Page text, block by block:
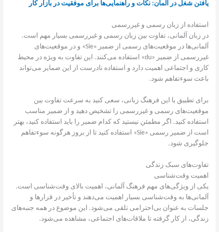
یافتن شغل در آلمان: نکات و راهنمایی‌ها برای موفقیت در بازار کار
استفاده از زبان رسمی و غیررسمی
در زبان آلمانی، تفاوت بین زبان رسمی و غیررسمی بسیار مهم است.
آلمانی‌ها در موقعیت‌های رسمی از ضمیر «Sie» و در موقعیت‌های
غیررسمی از ضمیر «du» استفاده می‌کنند. این تفاوت به ویژه در محیط
کاری و اجتماعی اهمیت دارد و استفاده نادرست از این ضمایر می‌تواند
باعث سوءتفاهم شود.
برای تطبیق با این فرهنگ زبانی، سعی کنید به سرعت تفاوت بین
موقعیت‌های رسمی و غیررسمی را تشخیص دهید و از ضمیر مناسب
استفاده کنید. اگر مطمئن نیستید که کدام ضمیر را باید استفاده کنید، بهتر
است از ضمیر رسمی «Sie» استفاده کنید تا از بروز هرگونه سوءتفاهم
جلوگیری شود.
تفاوت‌های سبک زندگی
اهمیت وقت‌شناسی
یکی از ویژگی‌های مهم فرهنگ آلمانی، اهمیت بالای وقت‌شناسی است.
آلمانی‌ها به وقت‌شناسی بسیار اهمیت می‌دهند و تأخیر در قرارها و
جلسات به عنوان بی‌احترامی تلقی می‌شود. این موضوع در همه جنبه‌های
زندگی، از کار گرفته تا ملاقات‌های اجتماعی، مشاهده می‌شود.